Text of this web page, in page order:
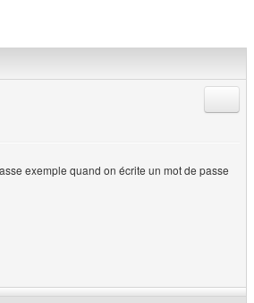
exemple quand on écrite un mot de passe